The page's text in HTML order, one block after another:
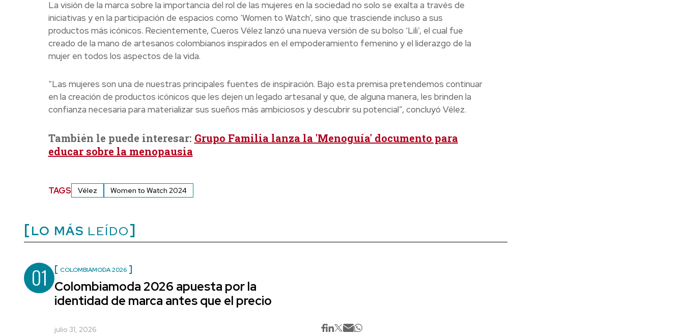
La visión de la marca sobre la importancia del rol de las mujeres en la sociedad no solo se exalta a través de
iniciativas y en la participación de espacios como ‘Women to Watch’, sino que trasciende incluso a sus
productos más icónicos. Recientemente, Cueros Vélez lanzó una nueva versión de su bolso ‘Lili’, el cual fue
creado de la mano de artesanos colombianos inspirados en el empoderamiento femenino y el liderazgo de la
mujer en todos los aspectos de la vida.
“Las mujeres son una de nuestras principales fuentes de inspiración. Bajo esta premisa pretendemos continuar
en la creación de productos icónicos que les dejen un legado artesanal y que, de alguna manera, les brinden la
confianza necesaria para materializar sus sueños más ambiciosos y descubrir su potencial”, concluyó Vélez.
También le puede interesar: Grupo Familia lanza la 'Menoguía' documento para
educar sobre la menopausia
TAGS Vélez Women to Watch 2024
LO MÁS LEÍDO
01 COLOMBIAMODA 2026
Colombiamoda 2026 apuesta por la
identidad de marca antes que el precio
julio 31, 2026